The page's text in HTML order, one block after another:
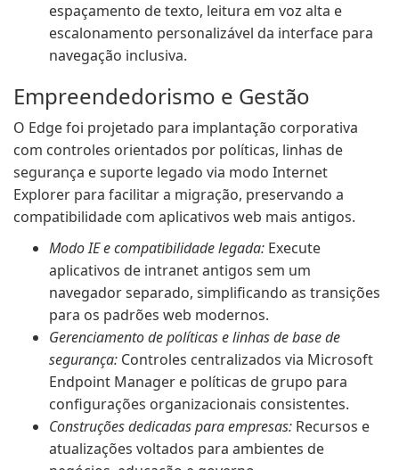
espaçamento de texto, leitura em voz alta e
escalonamento personalizável da interface para
navegação inclusiva.
Empreendedorismo e Gestão
O Edge foi projetado para implantação corporativa
com controles orientados por políticas, linhas de
segurança e suporte legado via modo Internet
Explorer para facilitar a migração, preservando a
compatibilidade com aplicativos web mais antigos.
Modo IE e compatibilidade legada: Execute
aplicativos de intranet antigos sem um
navegador separado, simplificando as transições
para os padrões web modernos.
Gerenciamento de políticas e linhas de base de
segurança: Controles centralizados via Microsoft
Endpoint Manager e políticas de grupo para
configurações organizacionais consistentes.
Construções dedicadas para empresas: Recursos e
atualizações voltados para ambientes de